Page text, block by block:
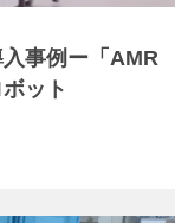
事例ー「AMR
ット